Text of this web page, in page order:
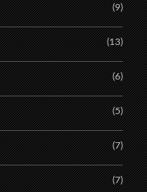
(9)
(13)
(6)
(5)
(7)
(7)